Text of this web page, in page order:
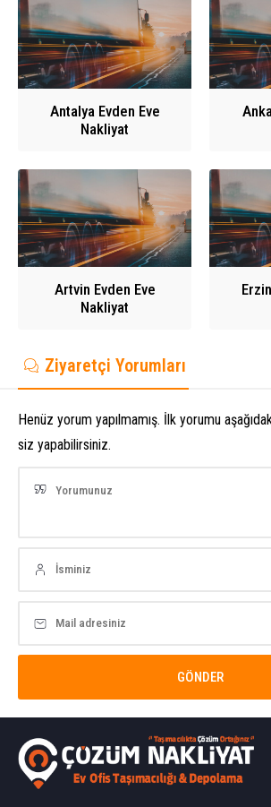
Antalya Evden Eve
Nakliyat
Artvin Evden Eve
Nakliyat
Ziyaretçi Yorumları
Henüz yorum yapılmamış. İlk yorumu
siz yapabilirsiniz.